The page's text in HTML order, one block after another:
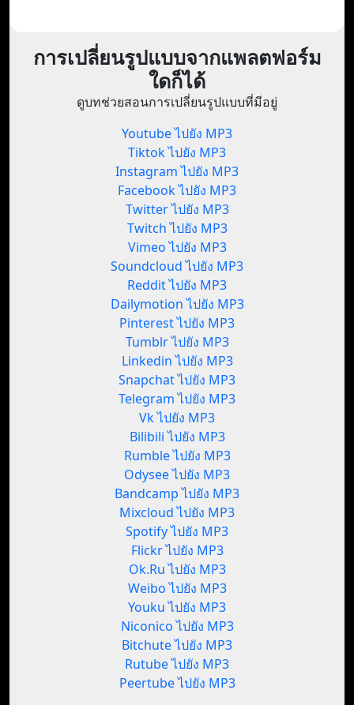
การเปลี่ยนรูปแบบจากแพลตฟอร์ม
ใดก็ได้
ดูบทช่วยสอนการเปลี่ยนรูปแบบที่มีอยู่
Youtube ไปยัง MP3
Tiktok ไปยัง MP3
Instagram ไปยัง MP3
Facebook ไปยัง MP3
Twitter ไปยัง MP3
Twitch ไปยัง MP3
Vimeo ไปยัง MP3
Soundcloud ไปยัง MP3
Reddit ไปยัง MP3
Dailymotion ไปยัง MP3
Pinterest ไปยัง MP3
Tumblr ไปยัง MP3
Linkedin ไปยัง MP3
Snapchat ไปยัง MP3
Telegram ไปยัง MP3
Vk ไปยัง MP3
Bilibili ไปยัง MP3
Rumble ไปยัง MP3
Odysee ไปยัง MP3
Bandcamp ไปยัง MP3
Mixcloud ไปยัง MP3
Spotify ไปยัง MP3
Flickr ไปยัง MP3
Ok.Ru ไปยัง MP3
Weibo ไปยัง MP3
Youku ไปยัง MP3
Niconico ไปยัง MP3
Bitchute ไปยัง MP3
Rutube ไปยัง MP3
Peertube ไปยัง MP3